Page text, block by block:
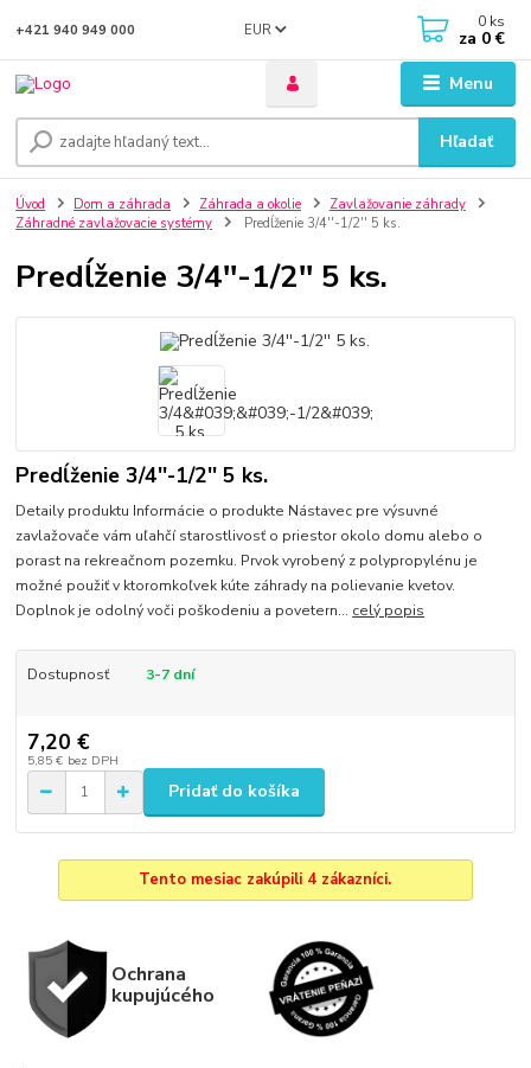
Menu
EUR
Hľadať
+421 940 949 000 0 ks
za 0 €
Úvod Dom a záhrada Záhrada a okolie
Zavlažovanie záhrady
Záhradné zavlažovacie systémy
Predĺženie 3/4''-1/2'' 5 ks.
Predĺženie 3/4''-1/2'' 5 ks.
Predĺženie 3/4''-1/2'' 5 ks.
Detaily produktu Informácie o produkte Nástavec pre výsuvné
zavlažovače vám uľahčí starostlivosť o priestor okolo domu alebo o
porast na rekreačnom pozemku. Prvok vyrobený z polypropylénu je
možné použiť v ktoromkoľvek kúte záhrady na polievanie kvetov.
Doplnok je odolný voči poškodeniu a povetern... celý popis
Dostupnosť 3-7 dní
7,20 €
5,85 € bez DPH
Pridať do košíka
Tento mesiac zakúpili 4 zákazníci.
Ochrana
kupujúcého